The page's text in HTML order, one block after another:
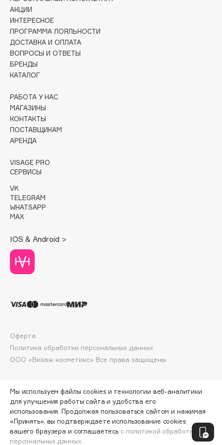
Collagenina
Consly
Corimo
CosRX
Cottolina
Crescina
D
d'Alba
DABO
DARLING*
Darphin
Davines
Dessange
Dior
Divage
Dolomit
Dr. Vranjes Firenze
Dr.Althea
DSD de Luxe
Dyson
ПО ЗОЛОТОЙ КАРТЕ: 1276 ₽
АКЦИИ
ИНТЕРЕСНОЕ
ПРОГРАММА ЛОЯЛЬНОСТИ
ДОСТАВКА И ОПЛАТА
ВОПРОСЫ И ОТВЕТЫ
БРЕНДЫ
КАТАЛОГ
РАБОТА У НАС
МАГАЗИНЫ
КОНТАКТЫ
ПОСТАВЩИКАМ
АРЕНДА
VISAGE PRO
СЕРВИСЫ
VK
TELEGRAM
WHATSAPP
MAX
IOS & Android >
ООО «Визаж косметикс» Все права защищены
Оферта
Политика обработки персональных данных
Мы используем файлы cookies и технологии веб-аналитики
для улучшения работы сайта и удобства его
использования. Продолжая пользоваться сайтом и нажимая
«Принять», вы подтверждаете использование cookies
вашего браузера и соглашаетесь с политикой обработки
персональных данных.